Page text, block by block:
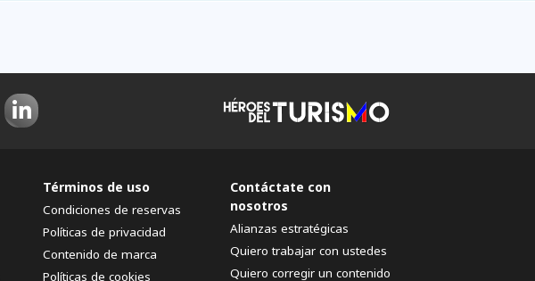
Términos de uso
Condiciones de reservas
Políticas de privacidad
Contenido de marca
Políticas de cookies
Contáctate con
nosotros
Alianzas estratégicas
Quiero trabajar con ustedes
Quiero corregir un contenido